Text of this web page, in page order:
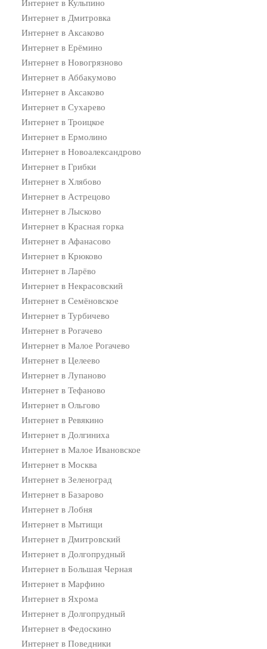
Интернет в Кульпино
Интернет в Дмитровка
Интернет в Аксаково
Интернет в Ерёмино
Интернет в Новогрязново
Интернет в Аббакумово
Интернет в Аксаково
Интернет в Сухарево
Интернет в Троицкое
Интернет в Ермолино
Интернет в Новоалександрово
Интернет в Грибки
Интернет в Хлябово
Интернет в Астрецово
Интернет в Лысково
Интернет в Красная горка
Интернет в Афанасово
Интернет в Крюково
Интернет в Ларёво
Интернет в Некрасовский
Интернет в Семёновское
Интернет в Турбичево
Интернет в Рогачево
Интернет в Малое Рогачево
Интернет в Целеево
Интернет в Лупаново
Интернет в Тефаново
Интернет в Ольгово
Интернет в Ревякино
Интернет в Долгиниха
Интернет в Малое Ивановское
Интернет в Москва
Интернет в Зеленоград
Интернет в Базарово
Интернет в Лобня
Интернет в Мытищи
Интернет в Дмитровский
Интернет в Долгопрудный
Интернет в Большая Черная
Интернет в Марфино
Интернет в Яхрома
Интернет в Долгопрудный
Интернет в Федоскино
Интернет в Поведники